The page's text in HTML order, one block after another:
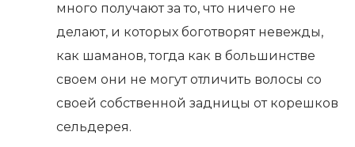
много получают за то, что ничего не
делают, и которых боготворят невежды,
как шаманов, тогда как в большинстве
своем они не могут отличить волосы со
своей собственной задницы от корешков
сельдерея.